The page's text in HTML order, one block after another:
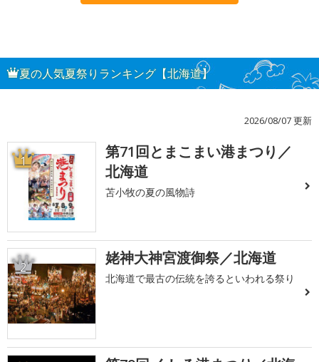
夏の人気夏祭りランキング【北海道】
2026/08/07 更新
1
第71回とまこまい港まつり／
北海道
苫小牧の夏の風物詩
2 姥神大神宮渡御祭／北海道
北海道で最古の伝統を誇るといわれる祭り